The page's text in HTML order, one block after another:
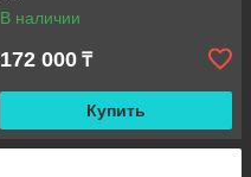
В наличии
172 000 ₸
Купить